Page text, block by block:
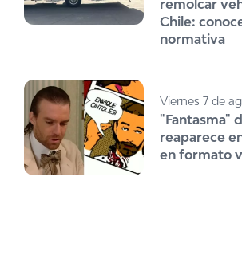
remolcar
Chile:
normativa
Viernes 7 de
"Fantasma"
reaparece
en formato